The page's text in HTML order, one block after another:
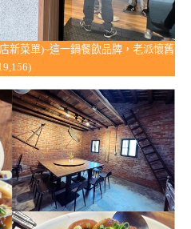
新菜單)~這一鍋餐飲品牌，老派懷舊